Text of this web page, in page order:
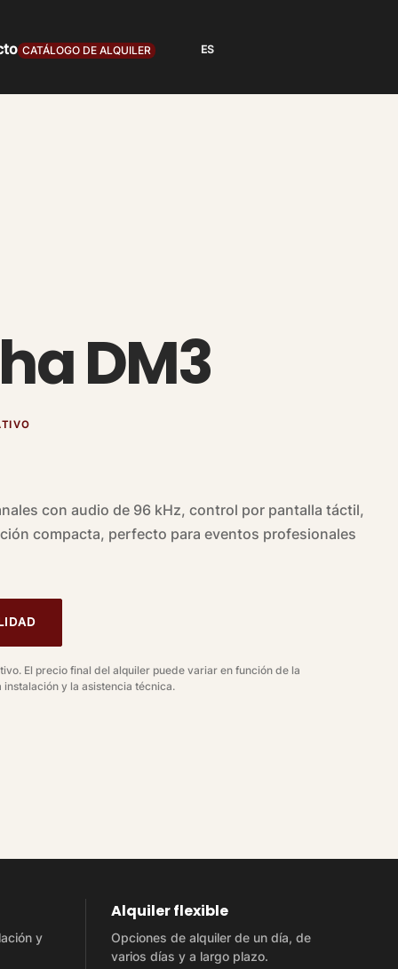
CATÁLOGO DE ALQUILER
DM3
con audio de 96 kHz, control por pantalla táctil,
compacta, perfecto para eventos profesionales
El precio final del alquiler puede variar en función de la
y la asistencia técnica.
y
Alquiler flexible
Opciones de alquiler de un día, de
varios días y a largo plazo.